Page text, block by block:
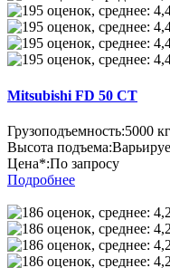
Mitsubishi FD 50 CT
Грузоподъемность:5000 кг
Высота подъема:
Цена*:По запросу
Подробнее